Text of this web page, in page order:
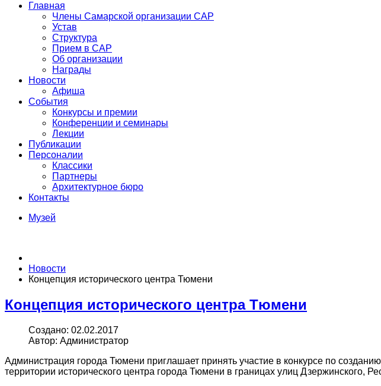
Главная
Члены Самарской организации САР
Устав
Структура
Прием в САР
Об организации
Награды
Новости
Афиша
События
Конкурсы и премии
Конференции и семинары
Лекции
Публикации
Персоналии
Классики
Партнеры
Архитектурное бюро
Контакты
Музей
Новости
Концепция исторического центра Тюмени
Концепция исторического центра Тюмени
Создано: 02.02.2017
Автор: Администратор
Администрация города Тюмени приглашает принять участие в конкурсе по
территории исторического центра города Тюмени в границах улиц Дзержинского,